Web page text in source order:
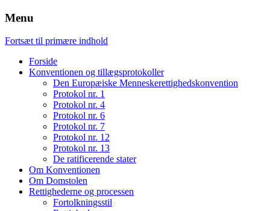
Menu
Fortsæt til primære indhold
Forside
Konventionen og tillægsprotokoller
Den Europæiske Menneskerettighedskonvention
Protokol nr. 1
Protokol nr. 4
Protokol nr. 6
Protokol nr. 7
Protokol nr. 12
Protokol nr. 13
De ratificerende stater
Om Konventionen
Om Domstolen
Rettighederne og processen
Fortolkningsstil